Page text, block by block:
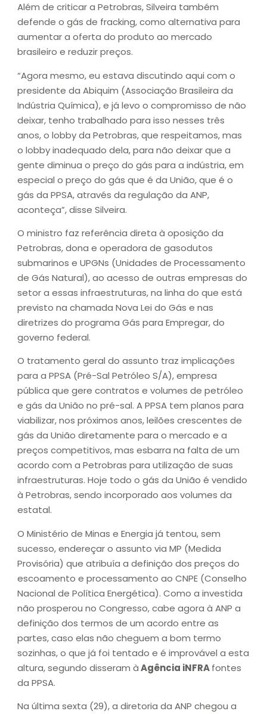
Além de criticar a Petrobras, Silveira também
defende o gás de fracking, como alternativa para
aumentar a oferta do produto ao mercado
brasileiro e reduzir preços.
“Agora mesmo, eu estava discutindo aqui com o
presidente da Abiquim (Associação Brasileira da
Indústria Química), e já levo o compromisso de não
deixar, tenho trabalhado para isso nesses três
anos, o lobby da Petrobras, que respeitamos, mas
o lobby inadequado dela, para não deixar que a
gente diminua o preço do gás para a indústria, em
especial o preço do gás que é da União, que é o
gás da PPSA, através da regulação da ANP,
aconteça”, disse Silveira.
O ministro faz referência direta à oposição da
Petrobras, dona e operadora de gasodutos
submarinos e UPGNs (Unidades de Processamento
de Gás Natural), ao acesso de outras empresas do
setor a essas infraestruturas, na linha do que está
previsto na chamada Nova Lei do Gás e nas
diretrizes do programa Gás para Empregar, do
governo federal.
O tratamento geral do assunto traz implicações
para a PPSA (Pré-Sal Petróleo S/A), empresa
pública que gere contratos e volumes de petróleo
e gás da União no pré-sal. A PPSA tem planos para
viabilizar, nos próximos anos, leilões crescentes de
gás da União diretamente para o mercado e a
preços competitivos, mas esbarra na falta de um
acordo com a Petrobras para utilização de suas
infraestruturas. Hoje todo o gás da União é vendido
à Petrobras, sendo incorporado aos volumes da
estatal.
O Ministério de Minas e Energia já tentou, sem
sucesso, endereçar o assunto via MP (Medida
Provisória) que atribuía a definição dos preços do
escoamento e processamento ao CNPE (Conselho
Nacional de Política Energética). Como a investida
não prosperou no Congresso, cabe agora à ANP a
definição dos termos de um acordo entre as
partes, caso elas não cheguem a bom termo
sozinhas, o que já foi tentado e é improvável a esta
altura, segundo disseram àAgência iNFRAfontes
da PPSA.
Na última sexta (29), a diretoria da ANP chegou a